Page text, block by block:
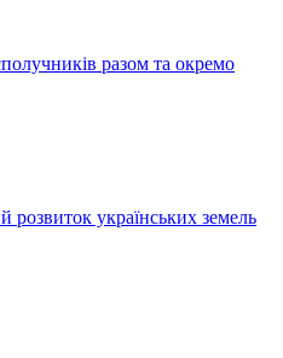
разом та окремо
розвиток українських земель